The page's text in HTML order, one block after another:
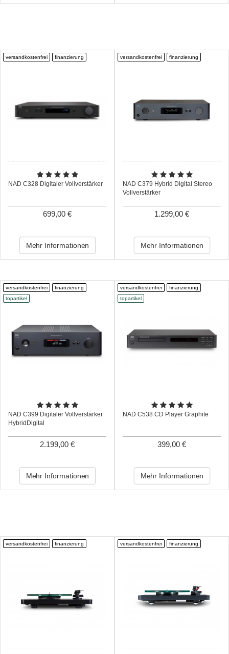
versandkostenfrei finanzierung
NAD C328 Digitaler Vollverstärker
699,00 €
Mehr Informationen
versandkostenfrei finanzierung
NAD C379 Hybrid Digital Stereo
Vollverstärker
1.299,00 €
Mehr Informationen
versandkostenfrei
finanzierung
topartikel
NAD C399 Digitaler Vollverstärker
HybridDigital
2.199,00 €
Mehr Informationen
versandkostenfrei
finanzierung
topartikel
NAD C538 CD Player Graphite
399,00 €
Mehr Informationen
versandkostenfrei finanzierung versandkostenfrei finanzierung